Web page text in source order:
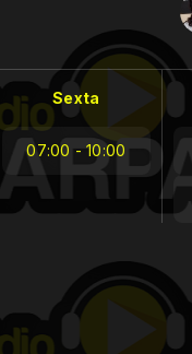
Sexta
07:00 - 10:00